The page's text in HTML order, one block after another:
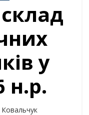
у
н.р.